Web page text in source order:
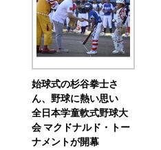
始球式の杉谷拳士さ
ん、野球に熱い思い
全日本学童軟式野球大
会 マクドナルド・トー
ナメントが開幕